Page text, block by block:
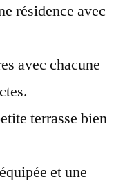
résidence avec
avec chacune
terrasse bien
et une